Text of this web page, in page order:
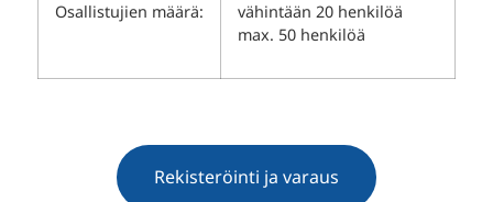
Osallistujien määrä:
vähintään 20 henkilöä
max. 50 henkilöä
Rekisteröinti ja varaus